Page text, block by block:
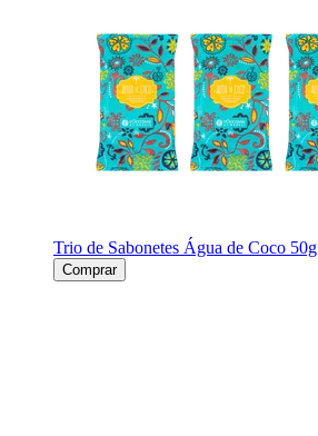
Trio de Sabonetes Água de Coco 50g
Comprar